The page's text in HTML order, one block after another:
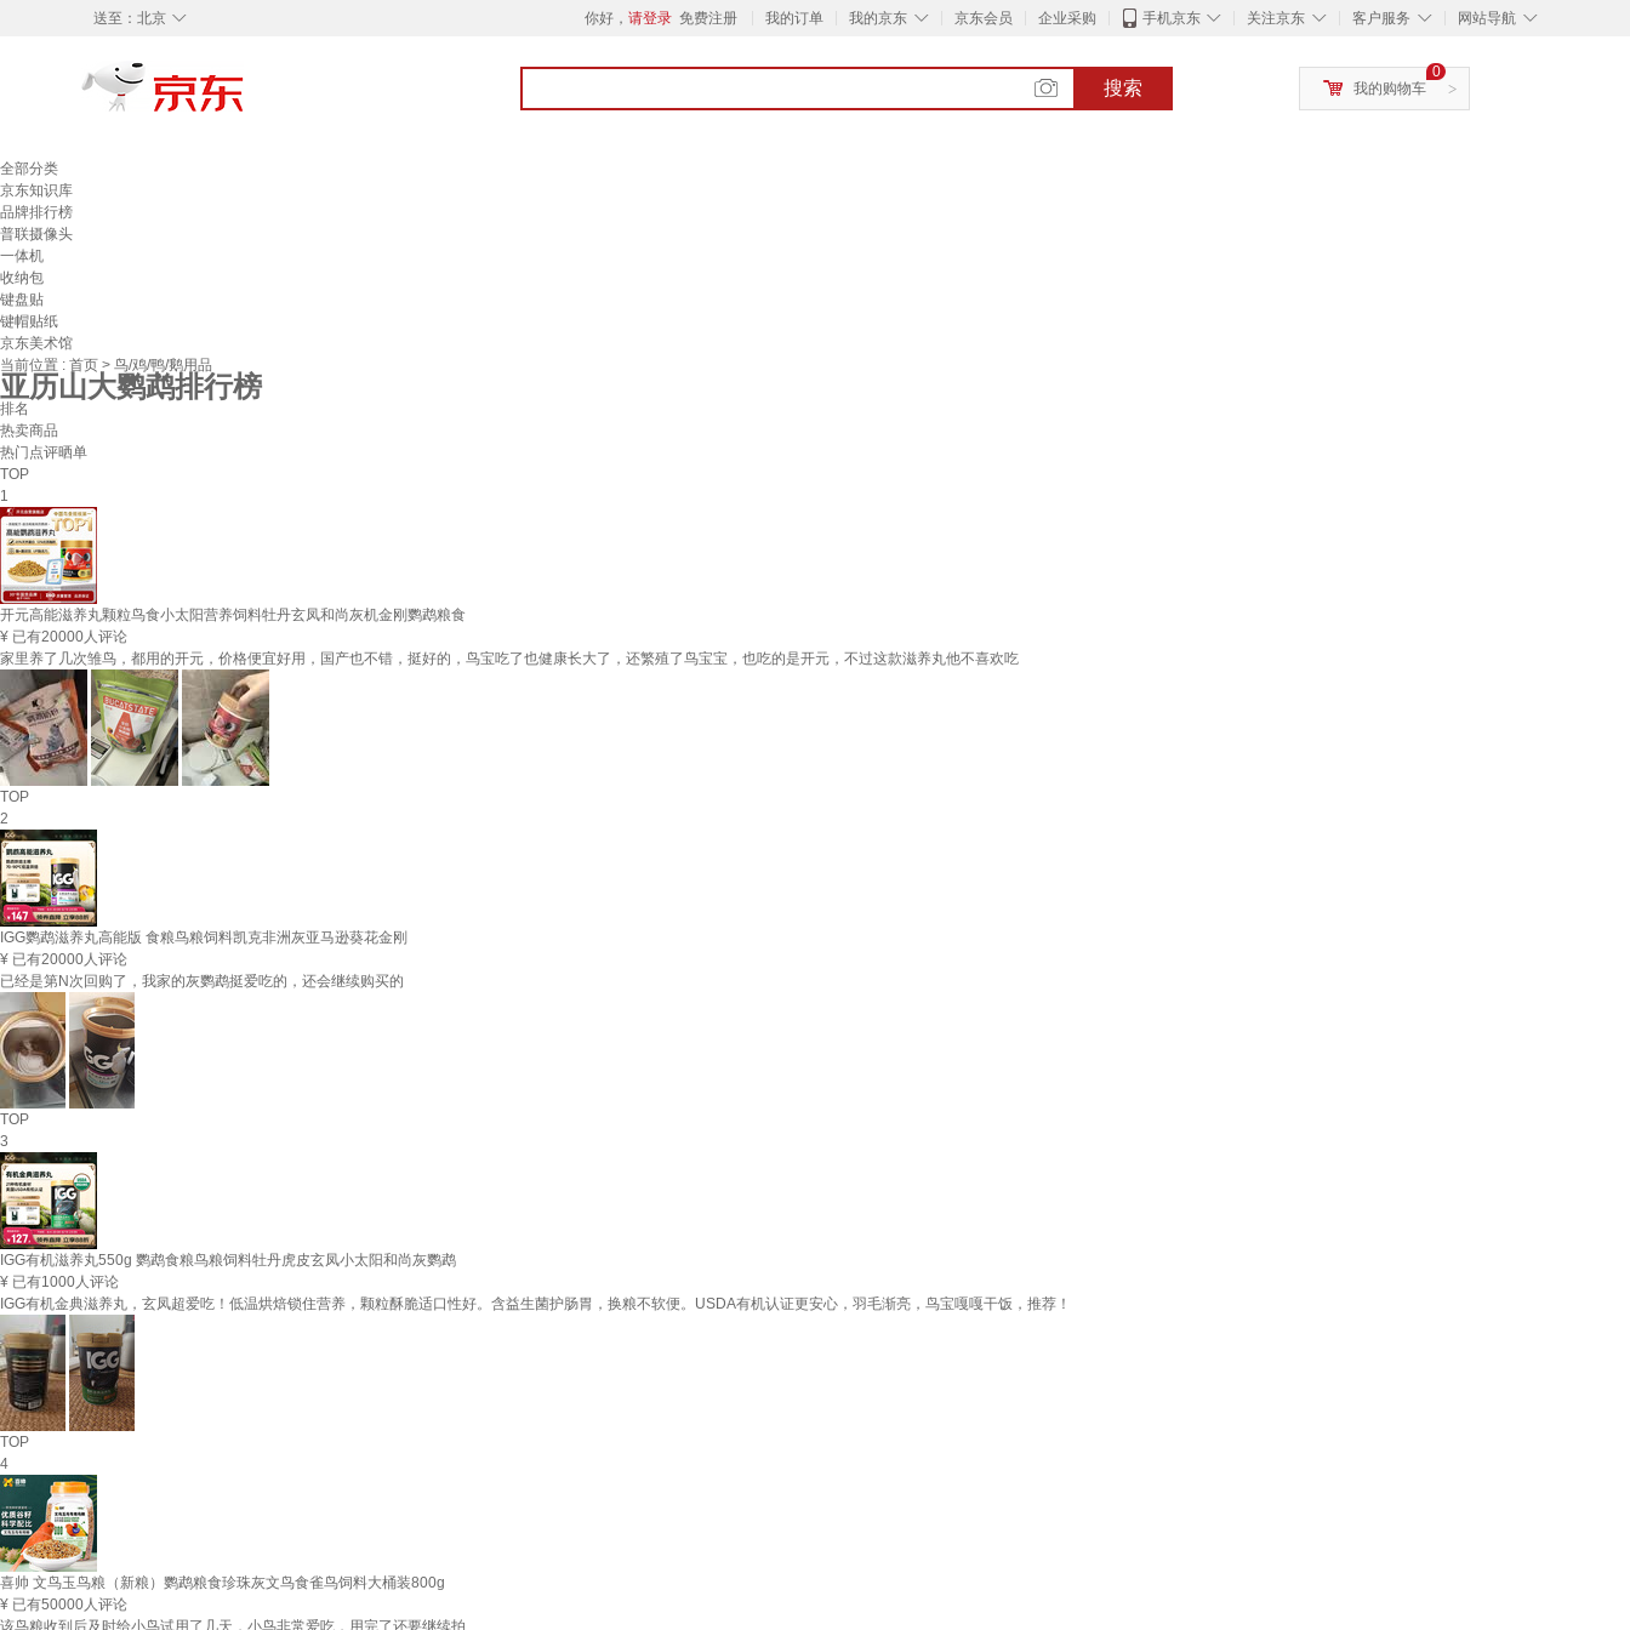
◇
送至： 北京 你好， 请登录 免费注册 我的订单 ◇
我的京东 京东会员 企业采购 ◇
手机京东 ◇
关注京东 ◇
客户服务 ◇
网站导航
搜索 >
0
我的购物车
全部分类
京东知识库
品牌排行榜
普联摄像头
一体机
收纳包
键盘贴
键帽贴纸
京东美术馆
当前位置 : 首页 > 鸟/鸡/鸭/鹅用品
亚历山大鹦鹉排行榜
排名
热卖商品
热门点评晒单
TOP
1
开元高能滋养丸颗粒鸟食小太阳营养饲料牡丹玄凤和尚灰机金刚鹦鹉粮食
¥ 已有20000人评论
家里养了几次雏鸟，都用的开元，价格便宜好用，国产也不错，挺好的，鸟宝吃了也健康长大了，还繁殖了鸟宝宝，也吃的是开元，不过这款滋养丸他不喜欢吃
TOP
2
IGG鹦鹉滋养丸高能版 食粮鸟粮饲料凯克非洲灰亚马逊葵花金刚
¥ 已有20000人评论
已经是第N次回购了，我家的灰鹦鹉挺爱吃的，还会继续购买的
TOP
3
IGG有机滋养丸550g 鹦鹉食粮鸟粮饲料牡丹虎皮玄凤小太阳和尚灰鹦鹉
¥ 已有1000人评论
IGG有机金典滋养丸，玄凤超爱吃！低温烘焙锁住营养，颗粒酥脆适口性好。含益生菌护肠胃，换粮不软便。USDA有机认证更安心，羽毛渐亮，鸟宝嘎嘎干饭，推荐！
TOP
4
喜帅 文鸟玉鸟粮（新粮）鹦鹉粮食珍珠灰文鸟食雀鸟饲料大桶装800g
¥ 已有50000人评论
该鸟粮收到后及时给小鸟试用了几天，小鸟非常爱吃，用完了还要继续拍